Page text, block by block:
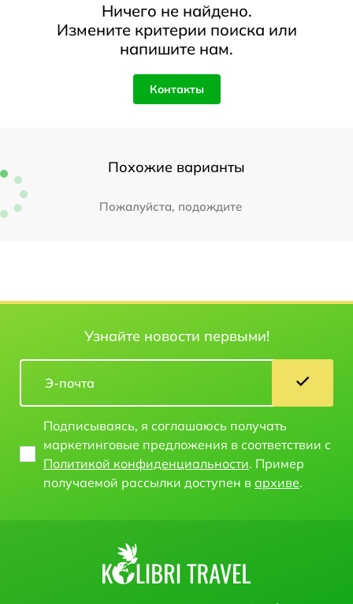
Ничего не найдено.
Измените критерии поиска или
напишите нам.
Контакты
Похожие варианты
Пожалуйста, подождите
Узнайте новости первыми!
Подписываясь, я соглашаюсь получать
маркетинговые предложения в соответствии с
Политикой конфиденциальности. Пример
получаемой рассылки доступен в архиве.